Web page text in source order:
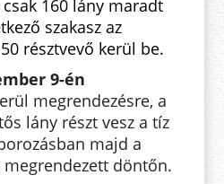
160 lány maradt
szakasz az
résztvevő kerül be.
9-én
megrendezésre, a
lány részt vesz a tíz
majd a
megrendezett döntőn.